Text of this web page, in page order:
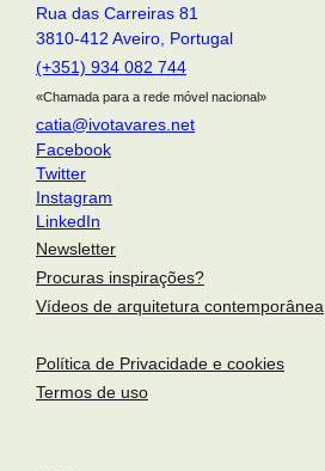
Rua das Carreiras 81
3810-412 Aveiro, Portugal
(+351) 934 082 744
«Chamada para a rede móvel nacional»
catia@ivotavares.net
Facebook
Twitter
Instagram
LinkedIn
Newsletter
Procuras inspirações?
Vídeos de arquitetura contemporânea
Política de Privacidade e cookies
Termos de uso